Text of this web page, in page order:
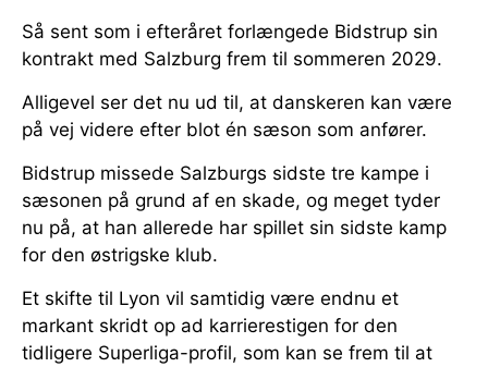
Så sent som i efteråret forlængede Bidstrup sin
kontrakt med Salzburg frem til sommeren 2029.
Alligevel ser det nu ud til, at danskeren kan være
på vej videre efter blot én sæson som anfører.
Bidstrup missede Salzburgs sidste tre kampe i
sæsonen på grund af en skade, og meget tyder
nu på, at han allerede har spillet sin sidste kamp
for den østrigske klub.
Et skifte til Lyon vil samtidig være endnu et
markant skridt op ad karrierestigen for den
tidligere Superliga-profil, som kan se frem til at